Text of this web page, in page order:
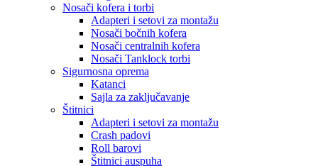
Nosači kofera i torbi
Adapteri i setovi za montažu
Nosači bočnih kofera
Nosači centralnih kofera
Nosači Tanklock torbi
Sigurnosna oprema
Katanci
Sajla za zaključavanje
Štitnici
Adapteri i setovi za montažu
Crash padovi
Roll barovi
Štitnici auspuha